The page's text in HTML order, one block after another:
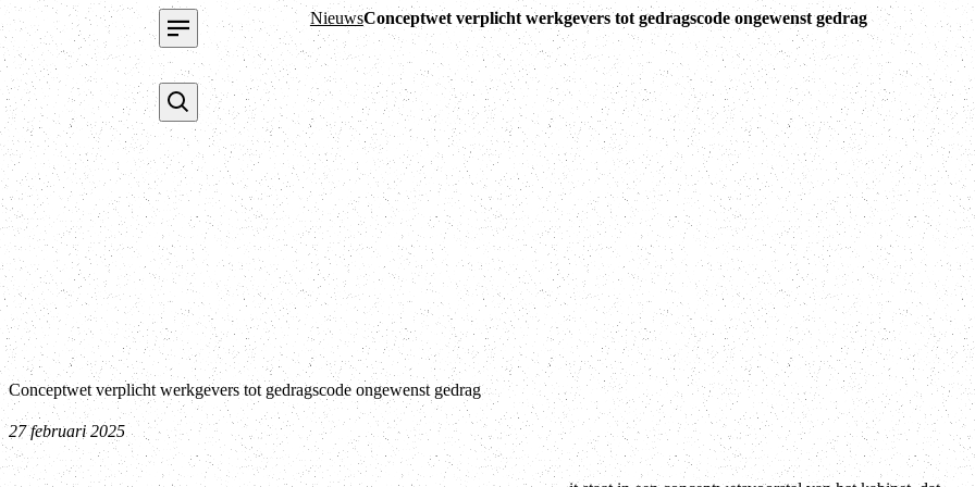
NieuwsConceptwet verplicht werkgevers tot gedragscode ongewenst gedrag
Conceptwet verplicht werkgevers tot gedragscode ongewenst gedrag
27 februari 2025